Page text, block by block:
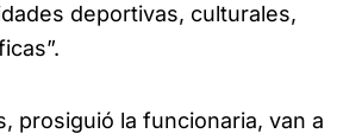
deportivas, culturales,
prosiguió la funcionaria, van a